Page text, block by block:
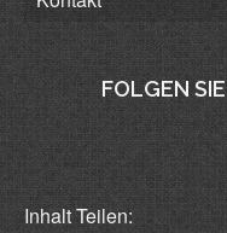
FOLGEN
Inhalt Teilen: